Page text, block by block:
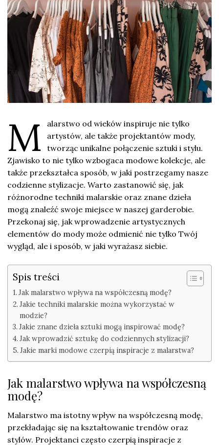
M
alarstwo od wieków inspiruje nie tylko
artystów, ale także projektantów mody,
tworząc unikalne połączenie sztuki i stylu.
Zjawisko to nie tylko wzbogaca modowe kolekcje, ale
także przekształca sposób, w jaki postrzegamy nasze
codzienne stylizacje. Warto zastanowić się, jak
różnorodne techniki malarskie oraz znane dzieła
mogą znaleźć swoje miejsce w naszej garderobie.
Przekonaj się, jak wprowadzenie artystycznych
elementów do mody może odmienić nie tylko Twój
wygląd, ale i sposób, w jaki wyrażasz siebie.
Spis treści
Jak malarstwo wpływa na współczesną modę?
Jakie techniki malarskie można wykorzystać w
modzie?
Jakie znane dzieła sztuki mogą inspirować modę?
Jak wprowadzić sztukę do codziennych stylizacji?
Jakie marki modowe czerpią inspiracje z malarstwa?
Jak malarstwo wpływa na współczesną
modę?
Malarstwo ma istotny wpływ na współczesną modę,
przekładając się na kształtowanie trendów oraz
stylów. Projektanci często czerpią inspiracje z